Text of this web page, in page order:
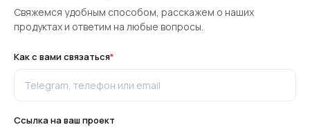
Свяжемся удобным способом, расскажем о наших
продуктах и ответим на любые вопросы.
Как с вами связаться*
Ссылка на ваш проект